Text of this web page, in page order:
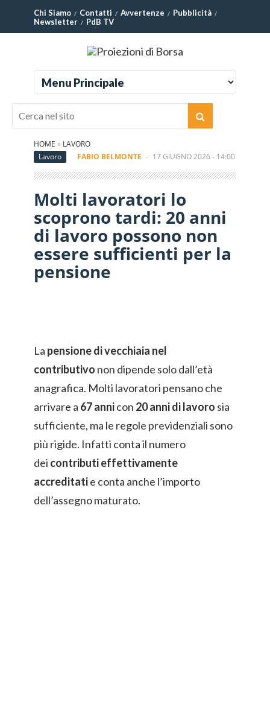
Chi Siamo Contatti Avvertenze
Pubblicità
Newsletter
PdB TV
HOME » LAVORO
Lavoro
FABIO BELMONTE - 17 GIUGNO 2026 - 14:00
Molti lavoratori lo
scoprono tardi: 20 anni
di lavoro possono non
essere sufficienti per la
pensione
La pensione di vecchiaia nel
contributivo non dipende solo dall’età
anagrafica. Molti lavoratori pensano che
arrivare a 67 annicon 20 anni di lavoro sia
sufficiente, ma le regole previdenziali sono
più rigide. Infatti conta il numero
dei contributi effettivamente
accreditatie conta anche l’importo
dell’assegno maturato.